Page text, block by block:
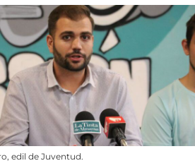
edil de Juventud.